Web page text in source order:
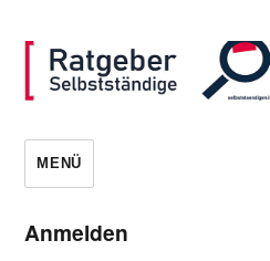
selbststaendigen.info
MENÜ
Anmelden